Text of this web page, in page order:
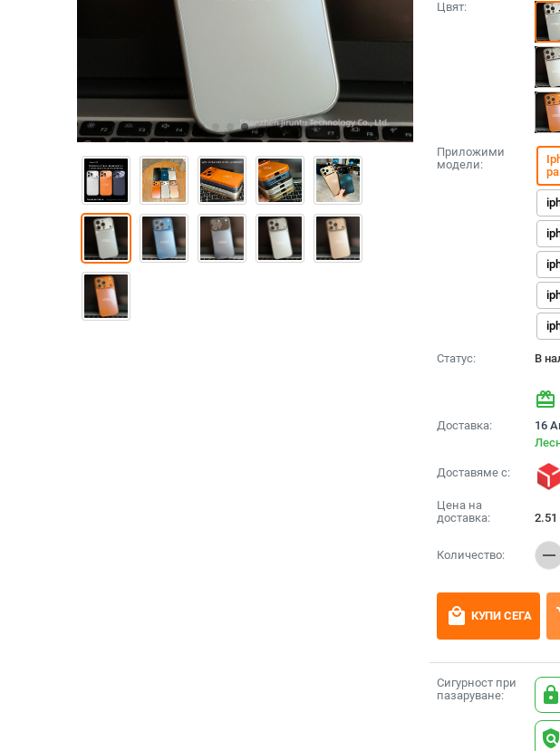
Цвят:
Приложими
модели:
Статус: В
redeem
Доставка:
16
Доставяме с:
Цена на
доставка:
2.51
Количество: remove
local_mall КУПИ СЕГА
Сигурност при
пазаруване:
lock
policy